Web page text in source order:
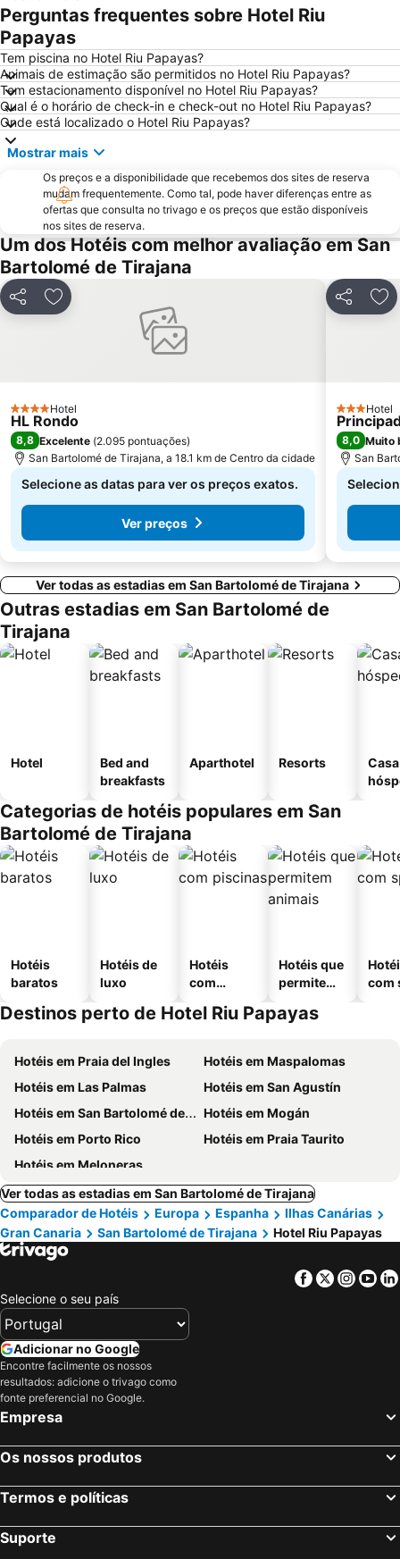
Centro Bulevard Monopol
Las Palmeras Golf Sport Urban Resort
Playa del Sol
Lago Taurito Oasis
Vegueta
Porto de Mogán
Playa de San Agustín
Playa de las Burras
Gran Casino Costa Meloneras
Arinaga
Bahia Feliz
Triana
Thalasso
Gay Pride
Agua Dulce
Playa de Tufia
Carnaval de Las Palmas de Gran Canaria
Talasoterapia Canarias San Agustín
Centro Comercial Las Ramblas Centro
Rimini
Aqualand Maspalomas
Perguntas frequentes sobre Hotel Riu
Papayas
Tem piscina no Hotel Riu Papayas?
Animais de estimação são permitidos no Hotel Riu Papayas?
Tem estacionamento disponível no Hotel Riu Papayas?
Qual é o horário de check-in e check-out no Hotel Riu Papayas?
Onde está localizado o Hotel Riu Papayas?
Mostrar mais
Os preços e a disponibilidade que recebemos dos sites de reserva
mudam frequentemente. Como tal, pode haver diferenças entre as
ofertas que consulta no trivago e os preços que estão disponíveis
nos sites de reserva.
Um dos Hotéis com melhor avaliação em San
Bartolomé de Tirajana
PartilharAdicionar aos favoritos
4 Estrelas
Hotel
HL Rondo
8,8 Excelente (2.095 pontuações)
San Bartolomé de Tirajana, a 18.1 km de Centro da cidade
Selecione as datas para ver os preços exatos.
Ver preços
Partilhar
3 Estrelas
Hotel
8,0 Muito
San
Ver todas as estadias em San Bartolomé de Tirajana
Outras estadias em San Bartolomé de
Tirajana
Hotel
Bed and
breakfasts
Aparthotel Resorts
Categorias de hotéis populares em San
Bartolomé de Tirajana
Hotéis
baratos
Hotéis de
luxo
Hotéis
com
Hotéis que
permitem
com
Destinos perto de Hotel Riu Papayas
Hotéis em Praia del Ingles
Hotéis em Maspalomas
Hotéis em Las Palmas
Hotéis em San Agustín
Hotéis em San Bartolomé de Tirajana
Hotéis em Mogán
Hotéis em Porto Rico
Hotéis em Praia Taurito
Hotéis em Meloneras
Ver todas as estadias em San Bartolomé de Tirajana
Comparador de Hotéis
Europa Espanha
Ilhas Canárias
Gran Canaria
San Bartolomé de Tirajana Hotel Riu Papayas
Facebook
Twitter
Selecione o seu país
Adicionar no Google
Encontre facilmente os nossos
resultados: adicione o trivago como
fonte preferencial no Google.
Empresa
Os nossos produtos
Termos e políticas
Suporte